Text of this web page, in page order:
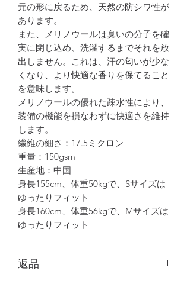
元の形に戻るため、天然の防シワ性が
あります。
また、メリノウールは臭いの分子を確
実に閉じ込め、洗濯するまでそれを放
出しません。これは、汗の匂いが少な
くなり、より快適な香りを保てること
を意味します。
メリノウールの優れた疎水性により、
装備の機能を損なわずに快適さを維持
します。
繊維の細さ：17.5ミクロン
重量：150gsm
生産地：中国
身長155cm、体重50kgで、Sサイズは
ゆったりフィット
身長160cm、体重56kgで、Mサイズは
ゆったりフィット
返品